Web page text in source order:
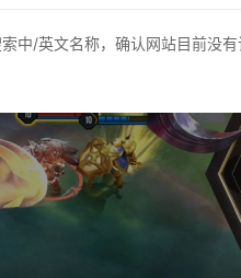
中/英文名称，确认网站目前没